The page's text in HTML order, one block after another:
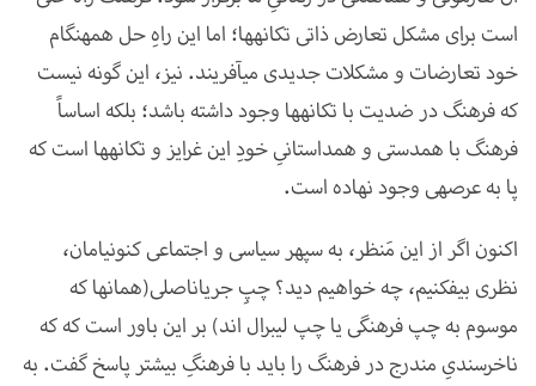
است برای مشکل تعارض ذاتی تکانه­ها؛ اما این راهِ حل هم­هنگام
خود تعارضات و مشکلات جدیدی می­آفریند. نیز، این گونه نیست
که فرهنگ در ضدیت با تکانه­ها وجود داشته باشد؛ بلکه اساساً
فرهنگ با هم­دستی و هم­داستانیِ خودِ این غرایز و تکانه­ها است که
پا به عرصه­ی وجود نهاده است.
اکنون اگر از این مَنظر، به سپهر سیاسی و اجتماعی کنونی­امان،
نظری بیفکنیم، چه خواهیم دید؟ چپِ جریان­اصلی(همان­ها که
موسوم به چپ فرهنگی یا چپ لیبرال اند) بر این باور است که که
ناخرسندیِ مندرج در فرهنگ را باید با فرهنگِ بیش­تر پاسخ گفت. به